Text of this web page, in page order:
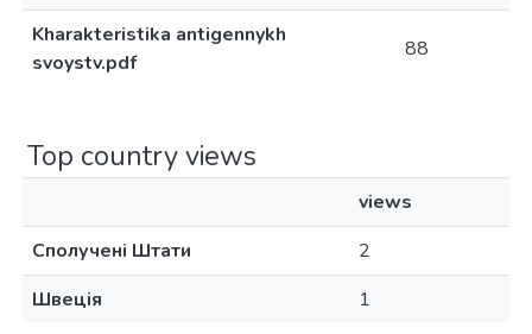
Kharakteristika antigennykh
svoystv.pdf
88
Top country views
views
Сполучені Штати
2
Швеція
1